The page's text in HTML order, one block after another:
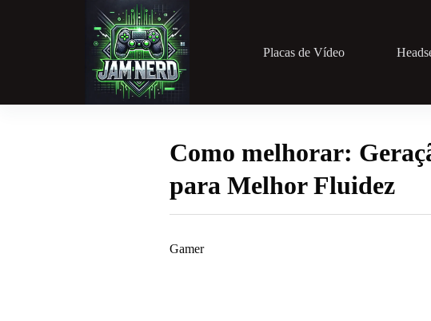
Placas de Vídeo
Como melhorar:
para Melhor Fluidez
Gamer